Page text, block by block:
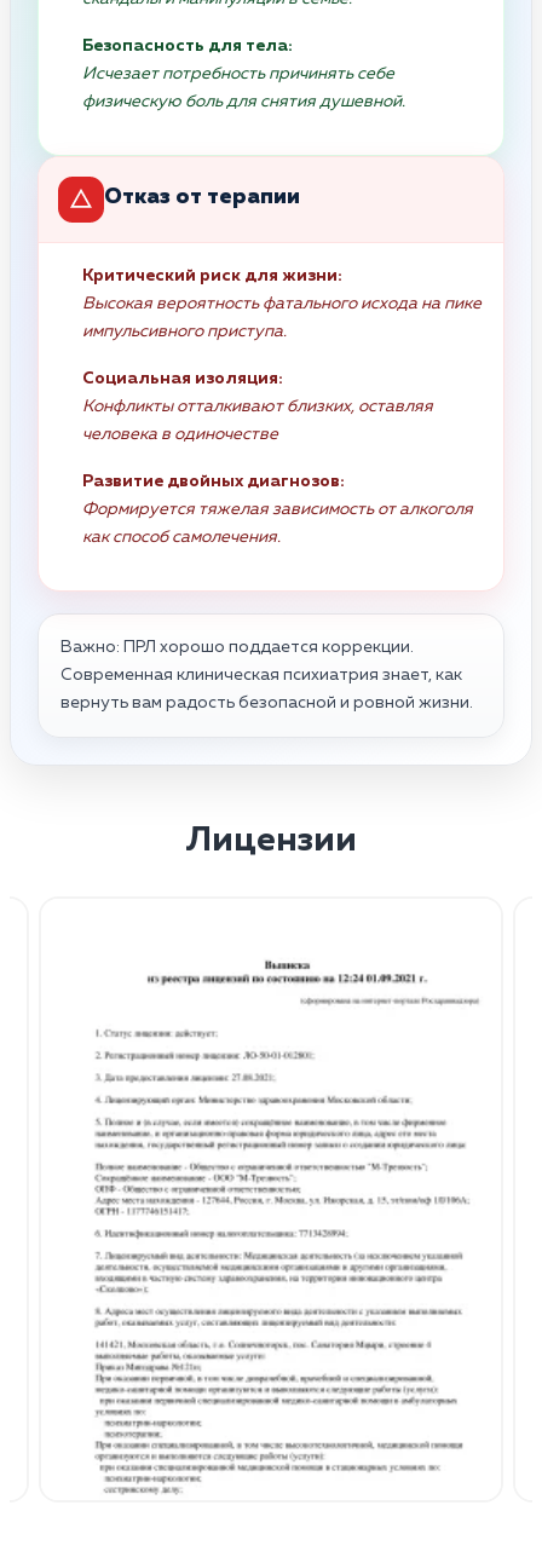
Безопасность для тела:
Исчезает потребность причинять себе
физическую боль для снятия душевной.
Отказ от терапии
Критический риск для жизни:
Высокая вероятность фатального исхода на пике
импульсивного приступа.
Социальная изоляция:
Конфликты отталкивают близких, оставляя
человека в одиночестве
Развитие двойных диагнозов:
Формируется тяжелая зависимость от алкоголя
как способ самолечения.
Важно: ПРЛ хорошо поддается коррекции.
Современная клиническая психиатрия знает, как
вернуть вам радость безопасной и ровной жизни.
Лицензии